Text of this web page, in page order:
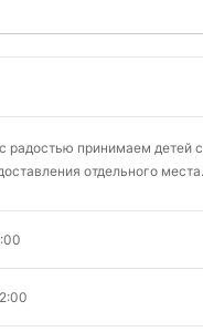
радостью принимаем детей с
отдельного места.